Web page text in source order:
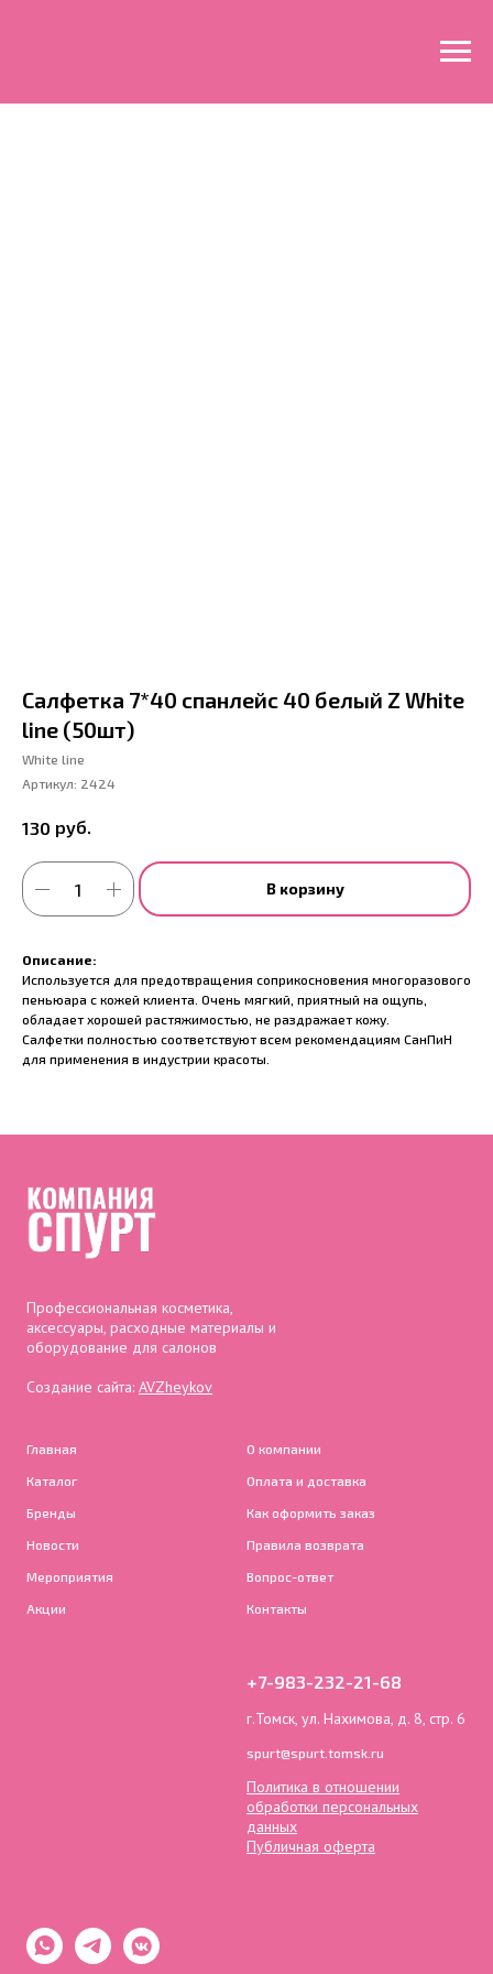
Салфетка 7*40 спанлейс 40 белый Z White
line (50шт)
White line
Артикул: 2424
130 руб.
В корзину
Описание:
Используется для предотвращения соприкосновения многоразового
пеньюара с кожей клиента. Очень мягкий, приятный на ощупь,
обладает хорошей растяжимостью, не раздражает кожу.
Салфетки полностью соответствуют всем рекомендациям СанПиН
для применения в индустрии красоты.
Профессиональная косметика,
аксессуары, расходные материалы и
оборудование для салонов
Создание сайта: AVZheykov
Главная
Каталог
Бренды
Новости
Мероприятия
Акции
О компании
Оплата и доставка
Как оформить заказ
Правила возврата
Вопрос-ответ
Контакты
+7-983-232-21-68
г.Томск, ул. Нахимова, д. 8, стр. 6
spurt@spurt.tomsk.ru
Политика в отношении
обработки персональных
данных
Публичная оферта